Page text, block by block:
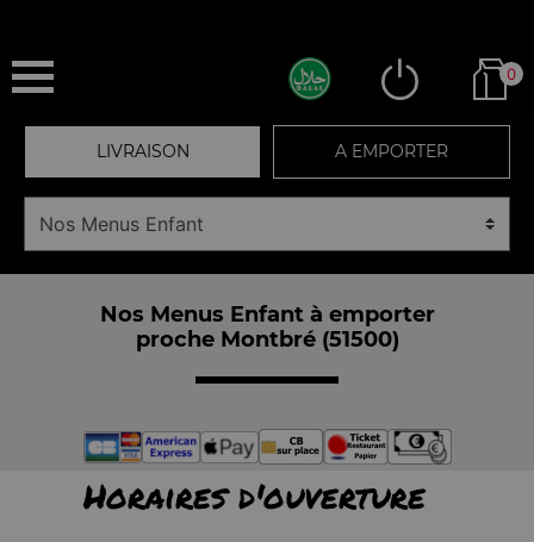
0
LIVRAISON A EMPORTER
Nos Menus Enfant à emporter
proche Montbré (51500)
Horaires d'ouverture